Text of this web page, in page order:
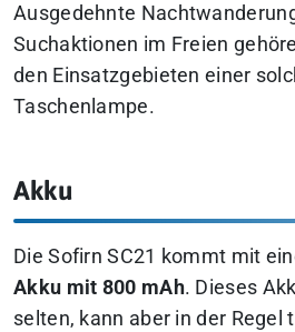
Ausgedehnte
Suchaktionen im Freien
den Einsatzgebieten einer
Taschenlampe.
Akku
Die Sofirn SC21 kommt mit
Akku mit 800 mAh. Dieses
selten, kann aber in der Regel